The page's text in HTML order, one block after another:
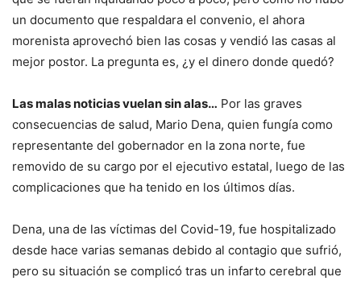
un documento que respaldara el convenio, el ahora
morenista aprovechó bien las cosas y vendió las casas al
mejor postor. La pregunta es, ¿y el dinero donde quedó?
Las malas noticias vuelan sin alas… Por las graves
consecuencias de salud, Mario Dena, quien fungía como
representante del gobernador en la zona norte, fue
removido de su cargo por el ejecutivo estatal, luego de las
complicaciones que ha tenido en los últimos días.
Dena, una de las víctimas del Covid-19, fue hospitalizado
desde hace varias semanas debido al contagio que sufrió,
pero su situación se complicó tras un infarto cerebral que